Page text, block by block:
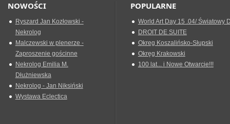
NOWOŚCI
Ryszard Jan Kozłowski -
Nekrolog
Malczewski w plenerze -
Zaproszenie gościnne
Nekrolog Emilia M.
Dłużniewska
Nekrolog - Jan Niksiński
Wystawa Eclectica
POPULARNE
World Art Day 15 .04/ Światowy
DROIT DE SUITE
Okreg Koszalińsko-Słupski
Okręg Krakowski
100 lat... i Nowe Otwarcie!!!